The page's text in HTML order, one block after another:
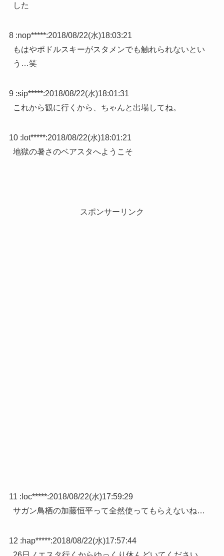
した
8 :nop*****:2018/08/22(水)18:03:21
もはやポドルスキーがスタメンでも触れられないとい
う…笑
9 :sip*****:2018/08/22(水)18:01:31
これから観に行くから、ちゃんと出場してね。
10 : lot*****:2018/08/22(水)18:01:21
地獄の暑さのベアスタへようこそ
スポンサーリンク
11 : loc*****:2018/08/22(水)17:59:29
サガン鳥栖の加藤恒平って全然使ってもらえないね…
12 :hap*****:2018/08/22(水)17:57:44